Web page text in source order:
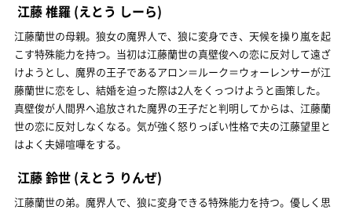
江藤 椎羅 (えとう しーら)
江藤蘭世の母親。狼女の魔界人で、狼に変身でき、天候を操り嵐を起
こす特殊能力を持つ。当初は江藤蘭世の真壁俊への恋に反対して遠ざ
けようとし、魔界の王子であるアロン＝ルーク＝ウォーレンサーが江
藤蘭世に恋をし、結婚を迫った際は2人をくっつけようと画策した。
真壁俊が人間界へ追放された魔界の王子だと判明してからは、江藤蘭
世の恋に反対しなくなる。気が強く怒りっぽい性格で夫の江藤望里と
はよく夫婦喧嘩をする。
江藤 鈴世 (えとう りんぜ)
江藤蘭世の弟。魔界人で、狼に変身できる特殊能力を持つ。優しく思